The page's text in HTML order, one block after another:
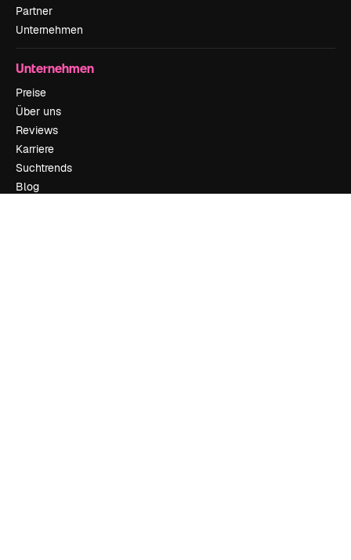
Partner
Unternehmen
Unternehmen
Preise
Über uns
Reviews
Karriere
Suchtrends
Blog